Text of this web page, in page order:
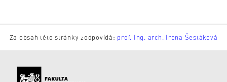
Za obsah této stránky zodpovídá: prof. Ing. arch. Irena Šestáková